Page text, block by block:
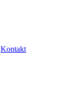
Kontakt